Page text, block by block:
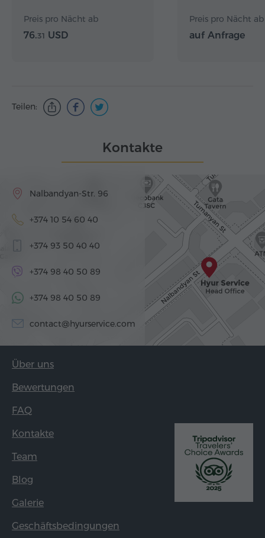
Preis pro Nächt ab
76.31 USD
Preis pro Nächt ab
auf Anfrage
Teilen:
Kontakte
Nalbandyan-Str. 96
+374 10 54 60 40
+374 93 50 40 40
+374 98 40 50 89
+374 98 40 50 89
contact@hyurservice.com
Über uns
Bewertungen
FAQ
Kontakte
Team
Blog
Galerie
Geschäftsbedingungen